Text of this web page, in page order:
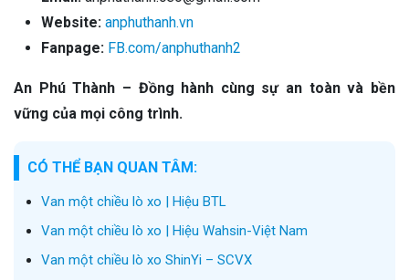
Website: anphuthanh.vn
Fanpage: FB.com/anphuthanh2
An Phú Thành – Đồng hành cùng sự an toàn và bền
vững của mọi công trình.
CÓ THỂ BẠN QUAN TÂM:
Van một chiều lò xo | Hiệu BTL
Van một chiều lò xo | Hiệu Wahsin-Việt Nam
Van một chiều lò xo ShinYi – SCVX